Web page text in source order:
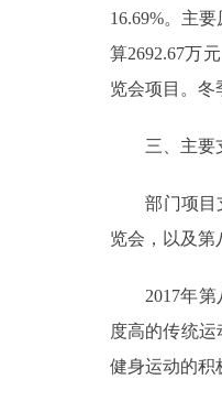
走进北京
多语种
16.69%。主
算2692.67万
览会项目。冬
三、主要
部门项目支
览会，以及第
2017年第八
度高的传统
健身运动的